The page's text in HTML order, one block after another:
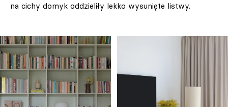
na cichy domyk oddzieliły lekko wysunięte listwy.